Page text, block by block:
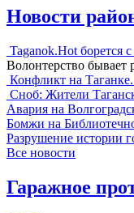
Новости
Taganok.Hot борется
Волонтерство бывает
Конфликт на
Сноб: Жители
Авария на
Бомжи на
Разрушение истории
Все новости
Гаражное